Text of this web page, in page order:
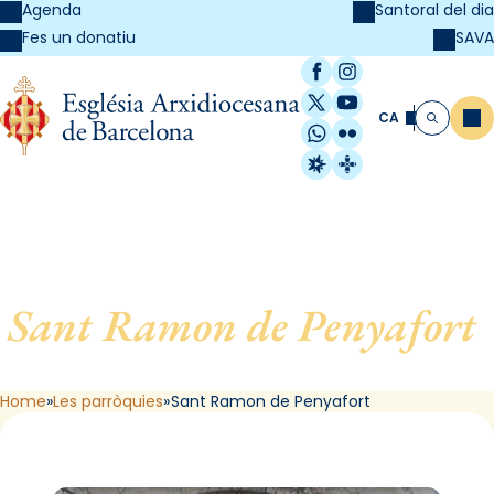
Agenda
Fes un donatiu
Santoral del dia
SAVA
Facebook
Instagram
X / Twitter
YouTube
WhatsApp
Flickr
Radio Estel
Catalunya
CA Cerca
Sant Ramon de Penyafort,
de Barcelona
Home Les parròquies Sant Ramon de Penyafort